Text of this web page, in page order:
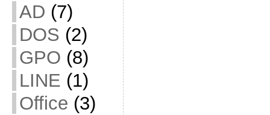
AD (7)
DOS (2)
GPO (8)
LINE (1)
Office (3)